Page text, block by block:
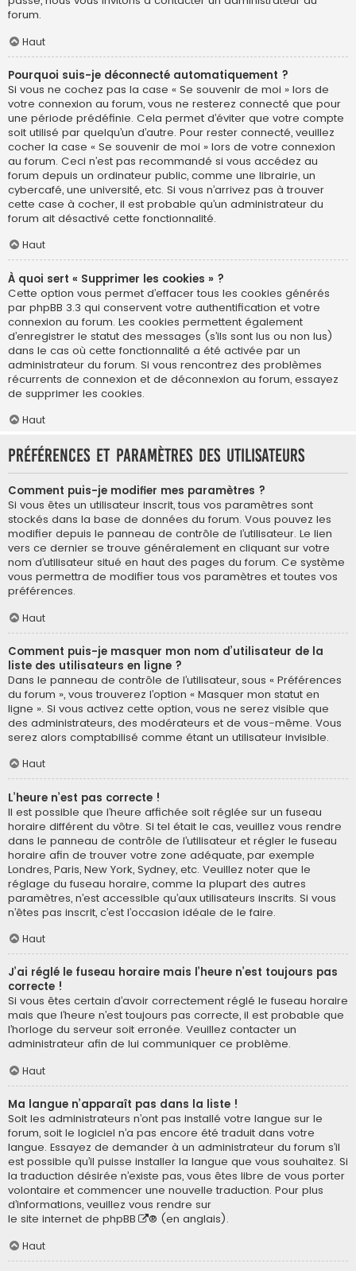
forum.
Haut
Pourquoi suis-je déconnecté automatiquement ?
Si vous ne cochez pas la case « Se souvenir de moi » lors de
votre connexion au forum, vous ne resterez connecté que pour
une période prédéfinie. Cela permet d’éviter que votre compte
soit utilisé par quelqu’un d’autre. Pour rester connecté, veuillez
cocher la case « Se souvenir de moi » lors de votre connexion
au forum. Ceci n’est pas recommandé si vous accédez au
forum depuis un ordinateur public, comme une librairie, un
cybercafé, une université, etc. Si vous n’arrivez pas à trouver
cette case à cocher, il est probable qu’un administrateur du
forum ait désactivé cette fonctionnalité.
Haut
À quoi sert « Supprimer les cookies » ?
Cette option vous permet d’effacer tous les cookies générés
par phpBB 3.3 qui conservent votre authentification et votre
connexion au forum. Les cookies permettent également
d’enregistrer le statut des messages (s’ils sont lus ou non lus)
dans le cas où cette fonctionnalité a été activée par un
administrateur du forum. Si vous rencontrez des problèmes
récurrents de connexion et de déconnexion au forum, essayez
de supprimer les cookies.
Haut
Préférences et paramètres des utilisateurs
Comment puis-je modifier mes paramètres ?
Si vous êtes un utilisateur inscrit, tous vos paramètres sont
stockés dans la base de données du forum. Vous pouvez les
modifier depuis le panneau de contrôle de l’utilisateur. Le lien
vers ce dernier se trouve généralement en cliquant sur votre
nom d’utilisateur situé en haut des pages du forum. Ce système
vous permettra de modifier tous vos paramètres et toutes vos
préférences.
Haut
Comment puis-je masquer mon nom d’utilisateur de la
liste des utilisateurs en ligne ?
Dans le panneau de contrôle de l’utilisateur, sous « Préférences
du forum », vous trouverez l’option « Masquer mon statut en
ligne ». Si vous activez cette option, vous ne serez visible que
des administrateurs, des modérateurs et de vous-même. Vous
serez alors comptabilisé comme étant un utilisateur invisible.
Haut
L’heure n’est pas correcte !
Il est possible que l’heure affichée soit réglée sur un fuseau
horaire différent du vôtre. Si tel était le cas, veuillez vous rendre
dans le panneau de contrôle de l’utilisateur et régler le fuseau
horaire afin de trouver votre zone adéquate, par exemple
Londres, Paris, New York, Sydney, etc. Veuillez noter que le
réglage du fuseau horaire, comme la plupart des autres
paramètres, n’est accessible qu’aux utilisateurs inscrits. Si vous
n’êtes pas inscrit, c’est l’occasion idéale de le faire.
Haut
J’ai réglé le fuseau horaire mais l’heure n’est toujours pas
correcte !
Si vous êtes certain d’avoir correctement réglé le fuseau horaire
mais que l’heure n’est toujours pas correcte, il est probable que
l’horloge du serveur soit erronée. Veuillez contacter un
administrateur afin de lui communiquer ce problème.
Haut
Ma langue n’apparaît pas dans la liste !
Soit les administrateurs n’ont pas installé votre langue sur le
forum, soit le logiciel n’a pas encore été traduit dans votre
langue. Essayez de demander à un administrateur du forum s’il
est possible qu’il puisse installer la langue que vous souhaitez. Si
la traduction désirée n’existe pas, vous êtes libre de vous porter
volontaire et commencer une nouvelle traduction. Pour plus
d’informations, veuillez vous rendre sur
le site internet de phpBB
® (en anglais).
Haut